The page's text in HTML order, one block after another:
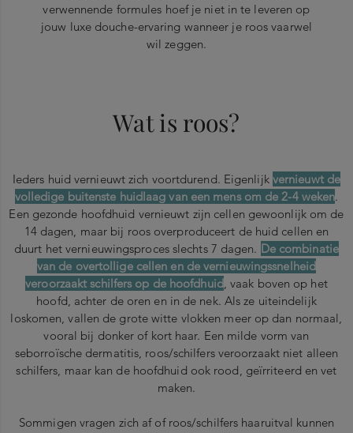
verwennende formules hoef je niet in te leveren op
jouw luxe douche-ervaring wanneer je roos vaarwel
wil zeggen.
Wat is roos?
Ieders huid vernieuwt zich voortdurend. Eigenlijk vernieuwt de
volledige buitenste huidlaag van een mens om de 2-4 weken.
Een gezonde hoofdhuid vernieuwt zijn cellen gewoonlijk om de
14 dagen, maar bij roos overproduceert de huid cellen en
duurt het vernieuwingsproces slechts 7 dagen. De combinatie
van de overtollige cellen en de vernieuwingssnelheid
veroorzaakt schilfers op de hoofdhuid, vaak boven op het
hoofd, achter de oren en in de nek. Als ze uiteindelijk
loskomen, vallen de grote witte vlokken meer op dan normaal,
vooral bij donker of kort haar. Een milde vorm van
seborroïsche dermatitis, roos/schilfers veroorzaakt niet alleen
schilfers, maar kan de hoofdhuid ook rood, geïrriteerd en vet
maken.
Sommigen vragen zich af of roos/schilfers haaruitval kunnen